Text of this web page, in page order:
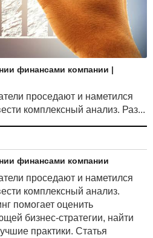
финансами компании |
проседают и наметился
комплексный анализ. Раз...
финансами компании
проседают и наметился
комплексный анализ.
помогает оценить
бизнес-стратегии, найти
практики. Статья